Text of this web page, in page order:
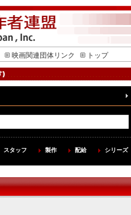
映画関連団体リンク トップ
スタッフ 製作 配給 シリーズ